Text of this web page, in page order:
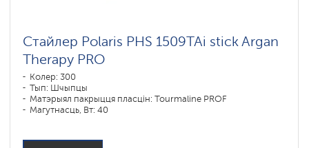
Стайлер Polaris PHS 1509TAi stick Argan
Therapy PRO​
Колер: 300
Тып: Шчыпцы
Матэрыял пакрыцця пласцін: Tourmaline PROF
Магутнасць, Вт: 40